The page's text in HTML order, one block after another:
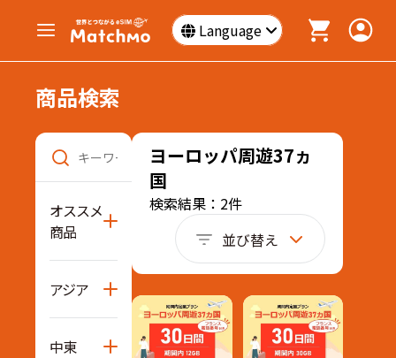
Language
商品検索
オススメ
商品
アジア
中東
ヨーロッパ周遊37ヵ
国
検索結果：2件
並び替え